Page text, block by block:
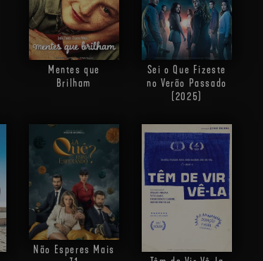
Mentes que
Brilham
Sei o Que Fizeste
no Verão Passado
(2025)
Não Esperes Mais